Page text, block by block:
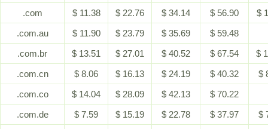
.com
$ 11.38 $ 22.76 $ 34.14 $ 56.90
$
.com.au
$ 11.90 $ 23.79 $ 35.69
$ 59.48
.com.br
$ 13.51 $ 27.01 $ 40.52 $ 67.54
$
.com.cn
$ 8.06 $ 16.13 $ 24.19 $ 40.32
$
.com.co
$ 14.04 $ 28.09 $ 42.13
$ 70.22
.com.de
$ 7.59 $ 15.19 $ 22.78 $ 37.97
$